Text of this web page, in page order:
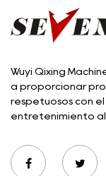
Wuyi Qixing
a proporcionar
respetuosos con
entretenimiento al